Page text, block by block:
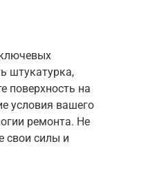
штукатурка,
поверхность на
условия вашего
ремонта. Не
свои силы и